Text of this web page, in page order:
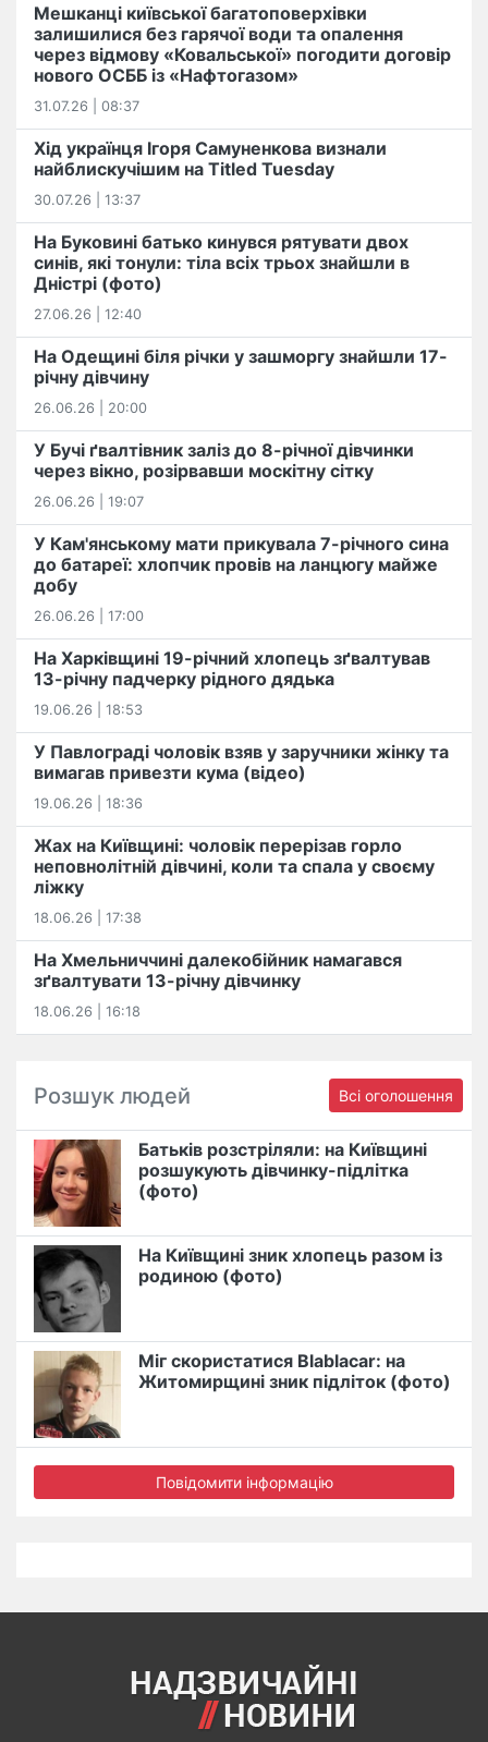
Мешканці київської багатоповерхівки
залишилися без гарячої води та опалення
через відмову «Ковальської» погодити договір
нового ОСББ із «Нафтогазом»
31.07.26 | 08:37
Хід українця Ігоря Самуненкова визнали
найблискучішим на Titled Tuesday
30.07.26 | 13:37
На Буковині батько кинувся рятувати двох
синів, які тонули: тіла всіх трьох знайшли в
Дністрі (фото)
27.06.26 | 12:40
На Одещині біля річки у зашморгу знайшли 17-
річну дівчину
26.06.26 | 20:00
У Бучі ґвалтівник заліз до 8-річної дівчинки
через вікно, розірвавши москітну сітку
26.06.26 | 19:07
У Кам'янському мати прикувала 7-річного сина
до батареї: хлопчик провів на ланцюгу майже
добу
26.06.26 | 17:00
На Харківщині 19-річний хлопець​ ️зґвалтував
13-річну падчерку рідного дядька
19.06.26 | 18:53
У Павлограді чоловік взяв у заручники жінку та
вимагав привезти кума (відео)
19.06.26 | 18:36
Жах на Київщині: чоловік перерізав горло
неповнолітній дівчині, коли та спала у своєму
ліжку
18.06.26 | 17:38
На Хмельниччині далекобійник намагався
зґвалтувати 13-річну дівчинку
18.06.26 | 16:18
Розшук людей Всі оголошення
Батьків розстріляли: на Київщині
розшукують дівчинку-підлітка
(фото)
На Київщині зник хлопець разом із
родиною (фото)
Міг скористатися Blablacar: на
Житомирщині зник підліток (фото)
Повідомити інформацію